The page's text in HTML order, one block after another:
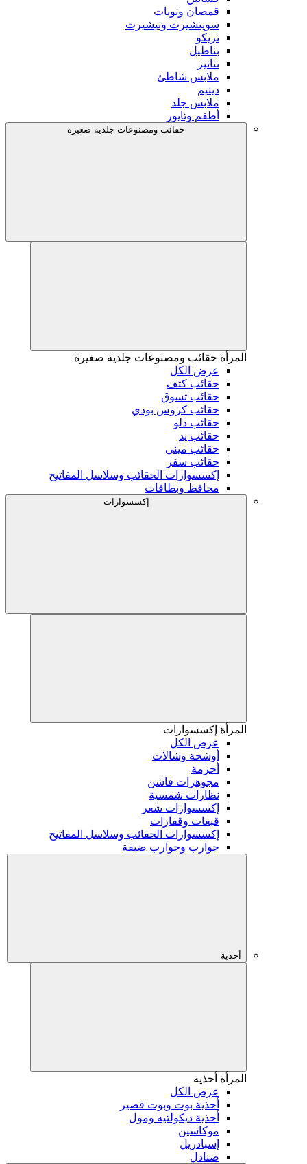
قمصان وتوبات
سويتشيرت وتيشيرت
تريكو
بناطيل
تنانير
ملابس شاطئ
دينيم
ملابس جلد
أطقم وتايور
حقائب ومصنوعات جلدية صغيرة
المرأة حقائب ومصنوعات جلدية صغيرة
عرض الكل
حقائب كتف
حقائب تسوق
حقائب كروس بودي
حقائب دلو
حقائب يد
حقائب ميني
حقائب سفر
إكسسوارات الحقائب وسلاسل المفاتيح
محافظ وبطاقات
إكسسوارات
المرأة إكسسوارات
عرض الكل
أوشحة وشالات
أحزمة
مجوهرات فاشن
نظارات شمسية
إكسسوارات شعر
قبعات وقفازات
إكسسوارات الحقائب وسلاسل المفاتيح
جوارب وجوارب ضيقة
أحذية
المرأة أحذية
عرض الكل
أحذية بوت وبوت قصير
أحذية ديكولتيه ومول
موكاسين
إسبادريل
صنادل